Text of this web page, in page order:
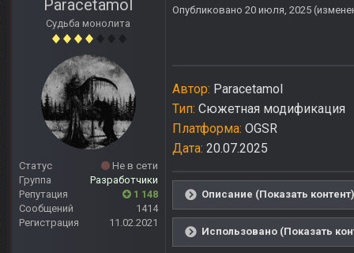
Paracetamol
Судьба монолита
Статус
Не в сети
Группа
Разработчики
Репутация
1 148
Сообщений
1414
Регистрация
11.02.2021
Опубликовано 20 июля, 2025
Автор: Paracetamol
Тип: Сюжетная модификация
Платформа: OGSR
Дата: 20.07.2025
Описание (Показать контент)
Использовано (Показать